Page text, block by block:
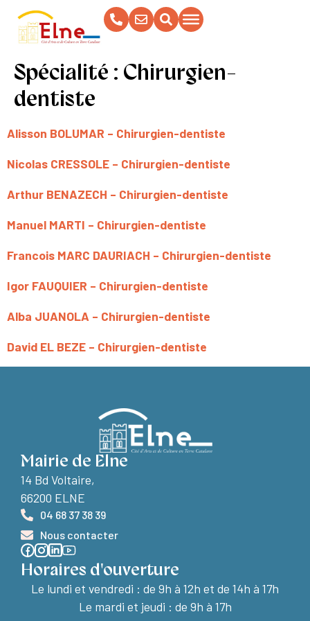
principal
Spécialité : Chirurgien-
dentiste
Alisson BOLUMAR – Chirurgien-dentiste
Nicolas CRESSOLE – Chirurgien-dentiste
Arthur BENAZECH – Chirurgien-dentiste
Manuel MARTI – Chirurgien-dentiste
Francois MARC DAURIACH – Chirurgien-dentiste
Igor FAUQUIER – Chirurgien-dentiste
Alba JUANOLA – Chirurgien-dentiste
David EL BEZE – Chirurgien-dentiste
Mairie de Elne
14 Bd Voltaire,
66200 ELNE
04 68 37 38 39
Nous contacter
Horaires d'ouverture
Le lundi et vendredi : de 9h à 12h et de 14h à 17h
Le mardi et jeudi : de 9h à 17h